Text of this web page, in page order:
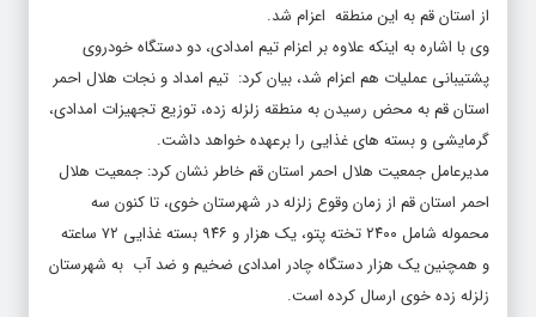
از استان قم به این منطقه اعزام شد.
وی با اشاره به اینکه علاوه بر اعزام تیم امدادی، دو دستگاه خودروی
پشتیبانی عملیات هم اعزام شد، بیان کرد: تیم امداد و نجات هلال احمر
استان قم به محض رسیدن به منطقه زلزله زده، توزیع تجهیزات امدادی،
گرمایشی و بسته های غذایی را برعهده خواهد داشت.
مدیرعامل جمعیت هلال احمر استان قم خاطر نشان کرد: جمعیت هلال
احمر استان قم از زمان وقوع زلزله در شهرستان خوی، تا کنون سه
محموله شامل ۲۴۰۰ تخته پتو، یک هزار و ۹۴۶ بسته غذایی ۷۲ ساعته
و همچنین یک هزار دستگاه چادر امدادی ضخیم و ضد آب به شهرستان
زلزله زده خوی ارسال کرده است.